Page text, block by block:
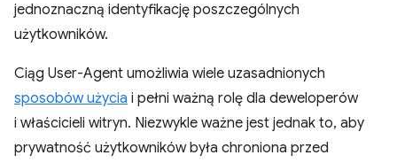
jednoznaczną identyfikację poszczególnych
użytkowników.
Ciąg User-Agent umożliwia wiele uzasadnionych
sposobów użycia i pełni ważną rolę dla deweloperów
i właścicieli witryn. Niezwykle ważne jest jednak to, aby
prywatność użytkowników była chroniona przed